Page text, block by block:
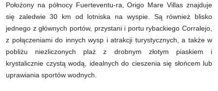
Położony na północy Fuerteventu-ra, Origo Mare Villas znajduje
się zaledwie 30 km od lotniska na wyspie. Są również blisko
jednego z głównych portów, przystani i portu rybackiego Corralejo,
z połączeniami do innych wysp i atrakcji turystycznych, a także w
pobliżu niezliczonych plaż z drobnym złotym piaskiem i
krystalicznie czystą wodą, idealnych do cieszenia się słońcem lub
uprawiania sportów wodnych.